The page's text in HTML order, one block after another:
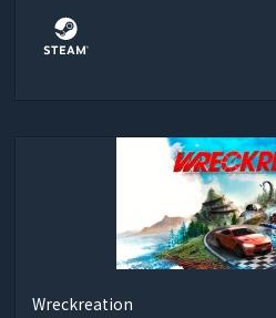
Wreckreation